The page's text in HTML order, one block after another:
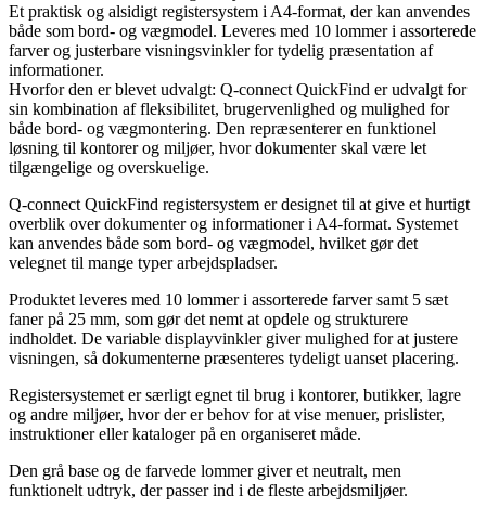
Et praktisk og alsidigt registersystem i A4-format, der kan anvendes
både som bord- og vægmodel. Leveres med 10 lommer i assorterede
farver og justerbare visningsvinkler for tydelig præsentation af
informationer.
Hvorfor den er blevet udvalgt: Q-connect QuickFind er udvalgt for
sin kombination af fleksibilitet, brugervenlighed og mulighed for
både bord- og vægmontering. Den repræsenterer en funktionel
løsning til kontorer og miljøer, hvor dokumenter skal være let
tilgængelige og overskuelige.
Q-connect QuickFind registersystem er designet til at give et hurtigt
overblik over dokumenter og informationer i A4-format. Systemet
kan anvendes både som bord- og vægmodel, hvilket gør det
velegnet til mange typer arbejdspladser.
Produktet leveres med 10 lommer i assorterede farver samt 5 sæt
faner på 25 mm, som gør det nemt at opdele og strukturere
indholdet. De variable displayvinkler giver mulighed for at justere
visningen, så dokumenterne præsenteres tydeligt uanset placering.
Registersystemet er særligt egnet til brug i kontorer, butikker, lagre
og andre miljøer, hvor der er behov for at vise menuer, prislister,
instruktioner eller kataloger på en organiseret måde.
Den grå base og de farvede lommer giver et neutralt, men
funktionelt udtryk, der passer ind i de fleste arbejdsmiljøer.